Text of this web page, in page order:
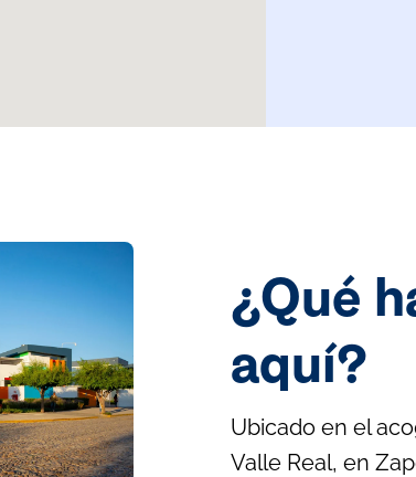
¿Qué
aquí?
Ubicado en el
Valle Real, en